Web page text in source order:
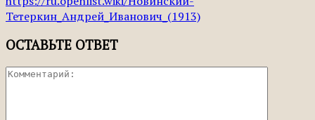
Тетеркин_Андрей_Иванович_(1913)
ОСТАВЬТЕ ОТВЕТ